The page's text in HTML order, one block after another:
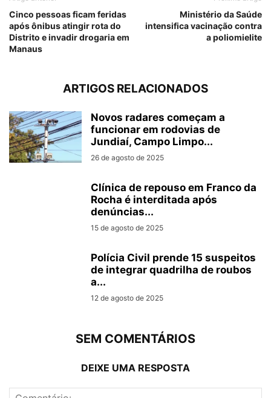
Cinco pessoas ficam feridas
após ônibus atingir rota do
Distrito e invadir drogaria em
Manaus
Ministério da Saúde
intensifica vacinação contra
a poliomielite
ARTIGOS RELACIONADOS
Novos radares começam a
funcionar em rodovias de
Jundiaí, Campo Limpo...
26 de agosto de 2025
Clínica de repouso em Franco da
Rocha é interditada após
denúncias...
15 de agosto de 2025
Polícia Civil prende 15 suspeitos
de integrar quadrilha de roubos
a...
12 de agosto de 2025
SEM COMENTÁRIOS
DEIXE UMA RESPOSTA